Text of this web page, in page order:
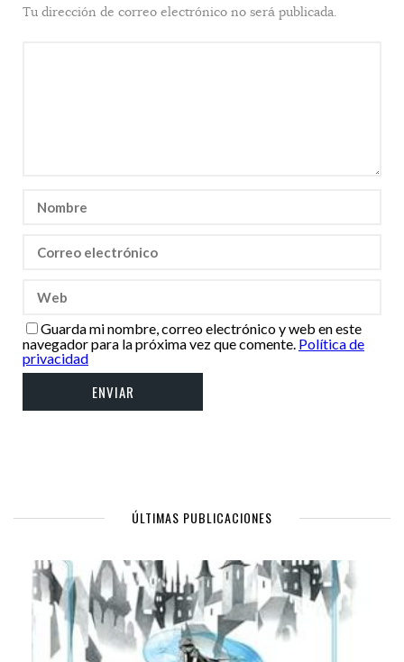
Tu dirección de correo electrónico no será publicada.
Guarda mi nombre, correo electrónico y web en este
navegador para la próxima vez que comente. Política de
privacidad
ÚLTIMAS PUBLICACIONES